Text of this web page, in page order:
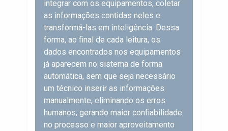
integrar com os equipamentos, coletar
as informações contidas neles e
transformá-las em inteligência. Dessa
forma, ao final de cada leitura, os
dados encontrados nos equipamentos
já aparecem no sistema de forma
automática, sem que seja necessário
um técnico inserir as informações
manualmente, eliminando os erros
humanos, gerando maior confiabilidade
no processo e maior aproveitamento